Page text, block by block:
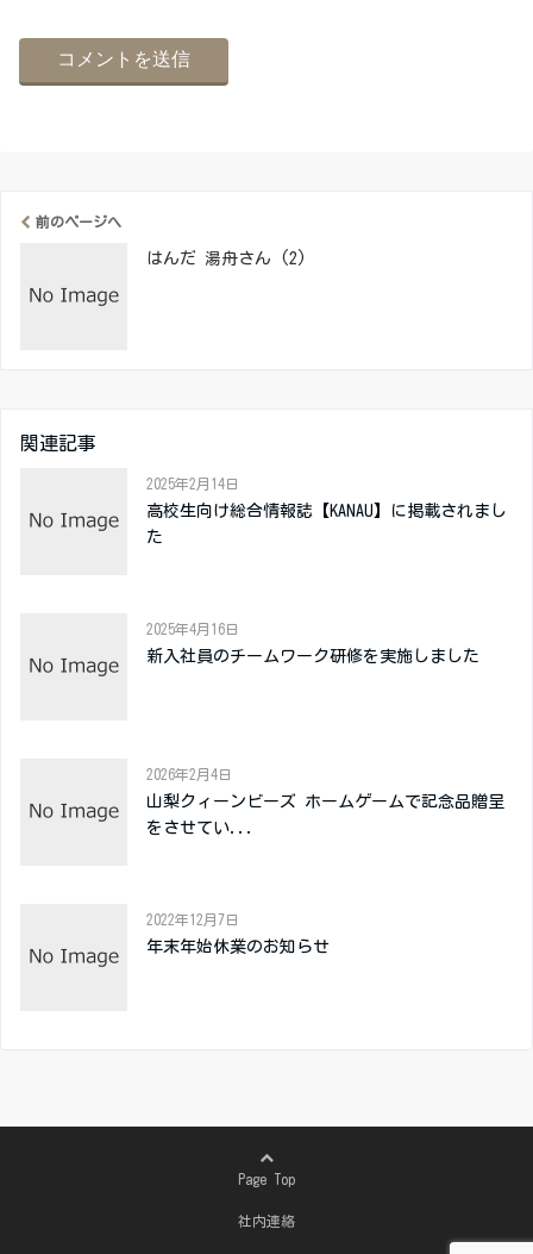
前のページへ
はんだ 湯舟さん (2)
関連記事
2025年2月14日
高校生向け総合情報誌【KANAU】に掲載されまし
た
2025年4月16日
新入社員のチームワーク研修を実施しました
2026年2月4日
山梨クィーンビーズ ホームゲームで記念品贈呈
をさせてい...
2022年12月7日
年末年始休業のお知らせ
Page Top
社内連絡